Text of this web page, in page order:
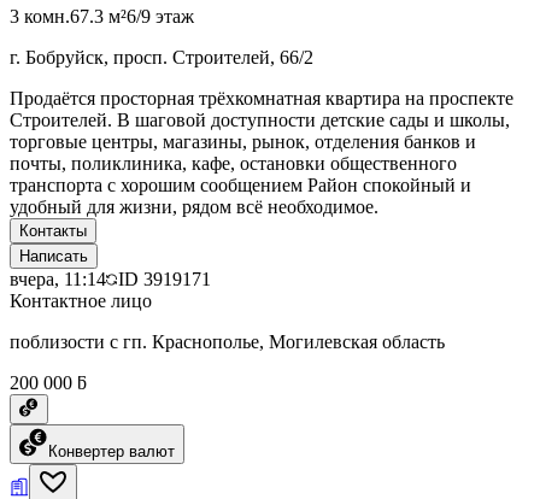
3 комн.67.3 м²6/9 этаж
г. Бобруйск, просп. Строителей, 66/2
Продаётся просторная трёхкомнатная квартира на проспекте
Строителей. В шаговой доступности детские сады и школы,
торговые центры, магазины, рынок, отделения банков и
почты, поликлиника, кафе, остановки общественного
транспорта с хорошим сообщением Район спокойный и
удобный для жизни, рядом всё необходимое.
Контакты
Написать
вчера, 11:14 ID 3919171
Контактное лицо
поблизости с гп. Краснополье, Могилевская область
200 000 ƃ
Конвертер валют